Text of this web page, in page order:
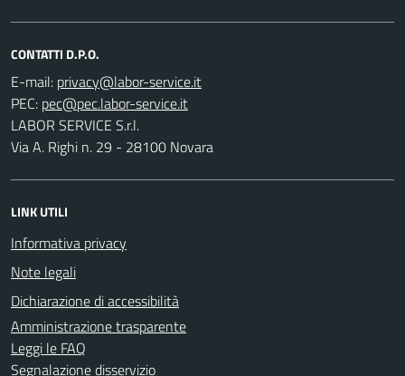
CONTATTI D.P.O.
E-mail:
PEC:
LABOR SERVICE S.r.l.
Via A. Righi n. 29 - 28100 Novara
LINK UTILI
Informativa privacy
Note legali
Dichiarazione di accessibilità
Amministrazione trasparente
Leggi le FAQ
Segnalazione disservizio